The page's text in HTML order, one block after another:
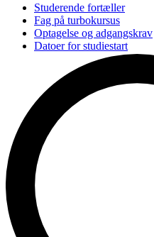
Studerende fortæller
Fag på turbokursus
Optagelse og adgangskrav
Datoer for studiestart